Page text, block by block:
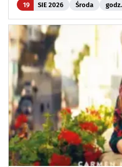
19 SIE 2026 Środa